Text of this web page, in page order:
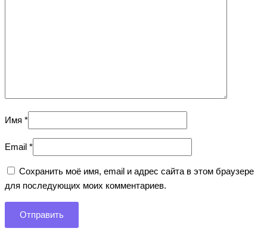
Имя *
Email *
Сохранить моё имя, email и адрес сайта в этом браузере
для последующих моих комментариев.